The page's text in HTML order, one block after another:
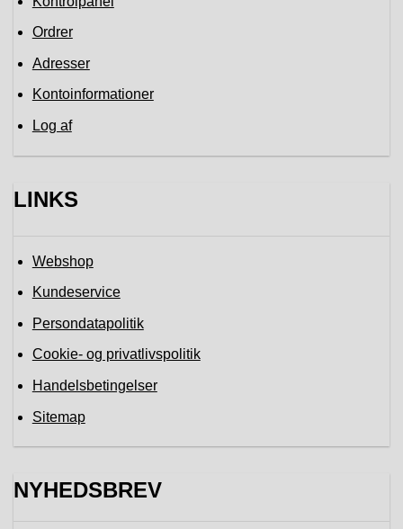
Ordrer
Adresser
Kontoinformationer
Log af
LINKS
Webshop
Kundeservice
Persondatapolitik
Cookie- og privatlivspolitik
Handelsbetingelser
Sitemap
NYHEDSBREV